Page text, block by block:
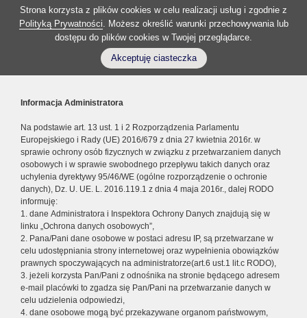
Strona korzysta z plików cookies w celu realizacji usług i zgodnie z
Polityką Prywatności. Możesz określić warunki przechowywania lub
dostępu do plików cookies w Twojej przeglądarce.
Akceptuję ciasteczka
Informacja Administratora
Na podstawie art. 13 ust. 1 i 2 Rozporządzenia Parlamentu
Europejskiego i Rady (UE) 2016/679 z dnia 27 kwietnia 2016r. w
sprawie ochrony osób fizycznych w związku z przetwarzaniem danych
osobowych i w sprawie swobodnego przepływu takich danych oraz
uchylenia dyrektywy 95/46/WE (ogólne rozporządzenie o ochronie
danych), Dz. U. UE. L. 2016.119.1 z dnia 4 maja 2016r., dalej RODO
informuję:
1. dane Administratora i Inspektora Ochrony Danych znajdują się w
linku „Ochrona danych osobowych”,
2. Pana/Pani dane osobowe w postaci adresu IP, są przetwarzane w
celu udostępniania strony internetowej oraz wypełnienia obowiązków
prawnych spoczywających na administratorze(art.6 ust.1 lit.c RODO),
3. jeżeli korzysta Pan/Pani z odnośnika na stronie będącego adresem
e-mail placówki to zgadza się Pan/Pani na przetwarzanie danych w
celu udzielenia odpowiedzi,
4. dane osobowe mogą być przekazywane organom państwowym,